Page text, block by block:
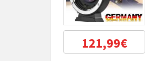
121,99€